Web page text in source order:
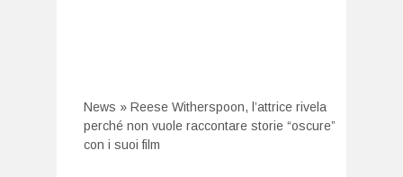
News » Reese Witherspoon, l’attrice rivela
perché non vuole raccontare storie “oscure”
con i suoi film